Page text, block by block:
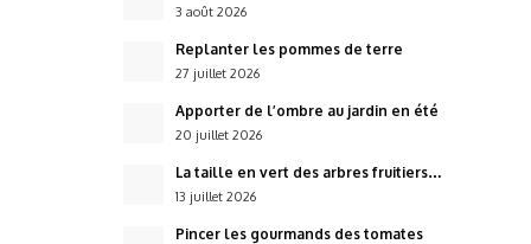
3 août 2026
Replanter les pommes de terre
27 juillet 2026
Apporter de l’ombre au jardin en été
20 juillet 2026
La taille en vert des arbres fruitiers…
13 juillet 2026
Pincer les gourmands des tomates